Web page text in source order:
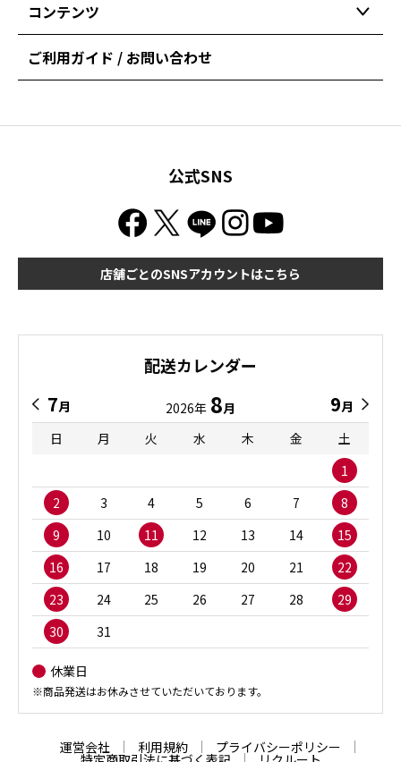
コンテンツ
ご利用ガイド / お問い合わせ
公式SNS
店舗ごとのSNSアカウントはこちら
配送カレンダー
7月 2026年 8月 9月
日
月 火 水 木 金
土
1
2
3 4 5 6 7
8
9
10 11 12 13 14
15
16
17 18 19 20 21
22
23
24 25 26 27 28
29
30
31
休業日
※商品発送はお休みさせていただいております。
運営会社 利用規約 プライバシーポリシー